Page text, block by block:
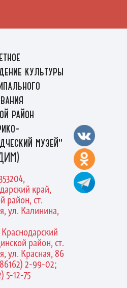
культуры
район
музей"
край,
район, ст.
ул. Калинина,
Краснодарский
район, ст.
ул. Красная, 86
2-99-02;
5-12-75